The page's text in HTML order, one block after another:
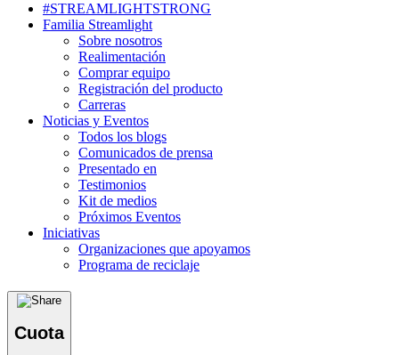
#STREAMLIGHTSTRONG
Familia Streamlight
Sobre nosotros
Realimentación
Comprar equipo
Registración del producto
Carreras
Noticias y Eventos
Todos los blogs
Comunicados de prensa
Presentado en
Testimonios
Kit de medios
Próximos Eventos
Iniciativas
Organizaciones que apoyamos
Programa de reciclaje
Cuota